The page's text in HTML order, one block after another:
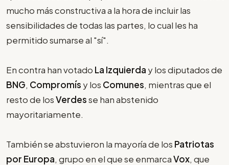
mucho más constructiva a la hora de incluir las
sensibilidades de todas las partes, lo cual les ha
permitido sumarse al "sí".
En contra han votado La Izquierda y los diputados de
BNG, Compromís y los Comunes, mientras que el
resto de losVerdesse han abstenido
mayoritariamente.
También se abstuvieron la mayoría de los Patriotas
por Europa, grupo en el que se enmarcaVox, que